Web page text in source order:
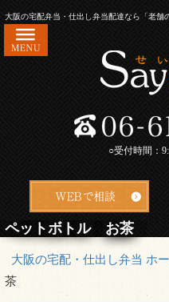
大阪の宅配弁当・仕出し弁当配達なら「老舗
○受付時間：
せいらくフーズが選ばれる理由
お問い合わせ
配達エリア・ご注文方法
よくあるご質問
お客様の声
ペットボトル お茶
大阪の宅配・仕出し弁当 ホ
茶